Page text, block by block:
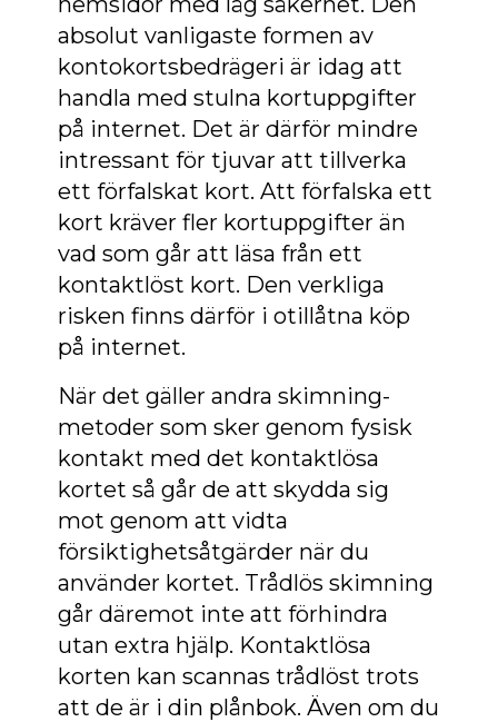
absolut vanligaste formen av
kontokortsbedrägeri är idag att
handla med stulna kortuppgifter
på internet. Det är därför mindre
intressant för tjuvar att tillverka
ett förfalskat kort. Att förfalska ett
kort kräver fler kortuppgifter än
vad som går att läsa från ett
kontaktlöst kort. Den verkliga
risken finns därför i otillåtna köp
på internet.
När det gäller andra skimning-
metoder som sker genom fysisk
kontakt med det kontaktlösa
kortet så går de att skydda sig
mot genom att vidta
försiktighetsåtgärder när du
använder kortet. Trådlös skimning
går däremot inte att förhindra
utan extra hjälp. Kontaktlösa
korten kan scannas trådlöst trots
att de är i din plånbok. Även om du